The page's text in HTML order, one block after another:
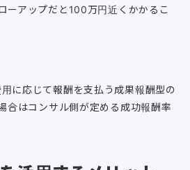
ーアップだと100万円近くかかるこ
に応じて報酬を支払う成果報酬型の
合はコンサル側が定める成功報酬率